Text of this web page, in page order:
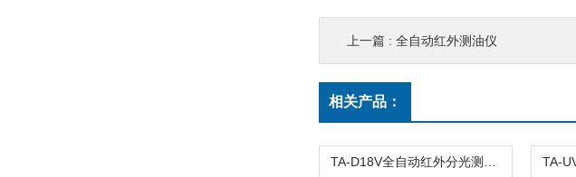
上一篇 : 全自动红外测油仪
相关产品：